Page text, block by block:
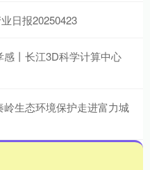
日报20250423
感丨长江3D科学计算中心
生态环境保护走进富力城